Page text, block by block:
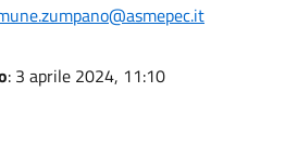
: 3 aprile 2024, 11:10